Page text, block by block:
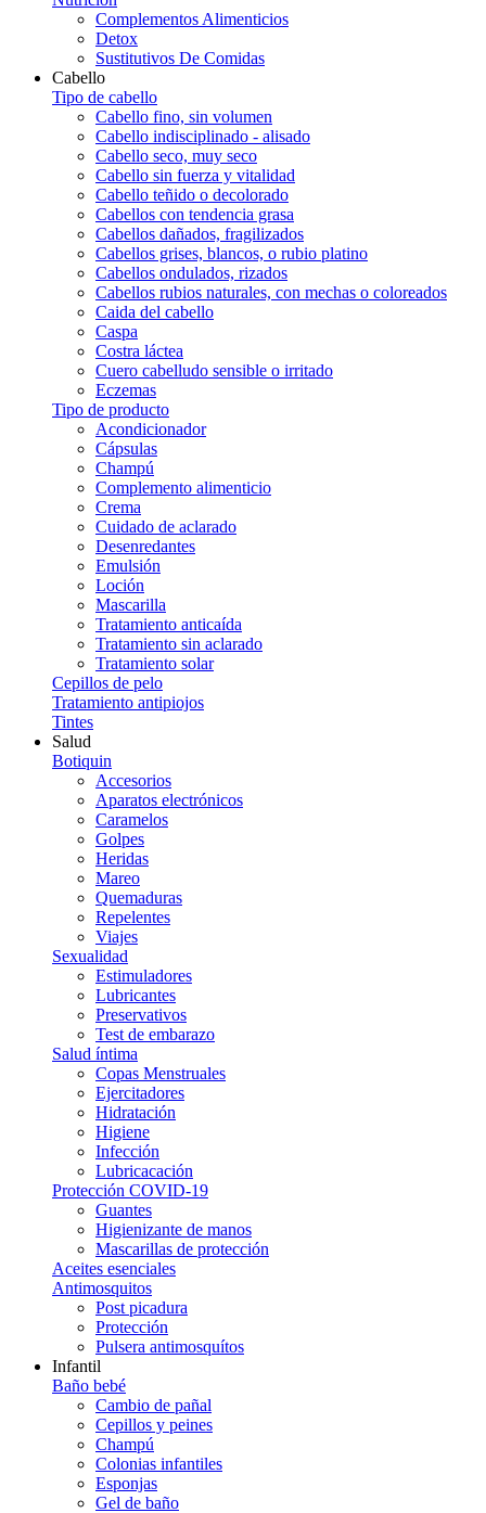
Complementos Alimenticios
Detox
Sustitutivos De Comidas
Cabello
Tipo de cabello
Cabello fino, sin volumen
Cabello indisciplinado - alisado
Cabello seco, muy seco
Cabello sin fuerza y vitalidad
Cabello teñido o decolorado
Cabellos con tendencia grasa
Cabellos dañados, fragilizados
Cabellos grises, blancos, o rubio platino
Cabellos ondulados, rizados
Cabellos rubios naturales, con mechas o coloreados
Caida del cabello
Caspa
Costra láctea
Cuero cabelludo sensible o irritado
Eczemas
Tipo de producto
Acondicionador
Cápsulas
Champú
Complemento alimenticio
Crema
Cuidado de aclarado
Desenredantes
Emulsión
Loción
Mascarilla
Tratamiento anticaída
Tratamiento sin aclarado
Tratamiento solar
Cepillos de pelo
Tratamiento antipiojos
Tintes
Salud
Botiquin
Accesorios
Aparatos electrónicos
Caramelos
Golpes
Heridas
Mareo
Quemaduras
Repelentes
Viajes
Sexualidad
Estimuladores
Lubricantes
Preservativos
Test de embarazo
Salud íntima
Copas Menstruales
Ejercitadores
Hidratación
Higiene
Infección
Lubricacación
Protección COVID-19
Guantes
Higienizante de manos
Mascarillas de protección
Aceites esenciales
Antimosquitos
Post picadura
Protección
Pulsera antimosquítos
Infantil
Baño bebé
Cambio de pañal
Cepillos y peines
Champú
Colonias infantiles
Esponjas
Gel de baño